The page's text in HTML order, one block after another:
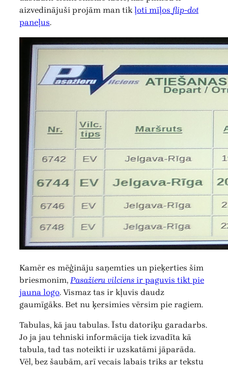
aizvedinājuši projām man tikļoti mīļos flip-dot
paneļus.
Kamēr es mēģināju saņemties un pieķerties šim
briesmonim, Pasažieru vilciens ir paguvis tikt pie
jauna logo. Vismaz tas ir kļuvis daudz
gaumīgāks. Bet nu ķersimies vērsim pie ragiem.
Tabulas, kā jau tabulas. Īstu datoriķu garadarbs.
Jo ja jau tehniski informācija tiek izvadīta kā
tabula, tad tas noteikti ir uzskatāmi jāparāda.
Vēl, bez šaubām, arī vecais labais triks ar tekstu